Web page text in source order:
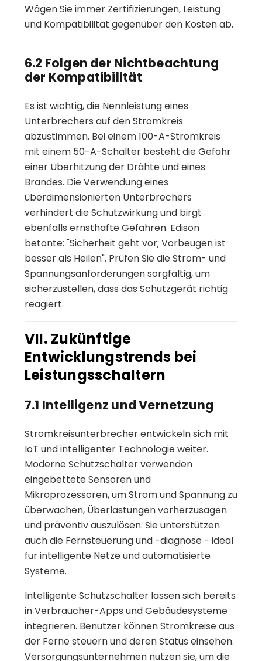
Wägen Sie immer Zertifizierungen, Leistung
und Kompatibilität gegenüber den Kosten ab.
6.2 Folgen der Nichtbeachtung
der Kompatibilität
Es ist wichtig, die Nennleistung eines
Unterbrechers auf den Stromkreis
abzustimmen. Bei einem 100-A-Stromkreis
mit einem 50-A-Schalter besteht die Gefahr
einer Überhitzung der Drähte und eines
Brandes. Die Verwendung eines
überdimensionierten Unterbrechers
verhindert die Schutzwirkung und birgt
ebenfalls ernsthafte Gefahren. Edison
betonte: "Sicherheit geht vor; Vorbeugen ist
besser als Heilen". Prüfen Sie die Strom- und
Spannungsanforderungen sorgfältig, um
sicherzustellen, dass das Schutzgerät richtig
reagiert.
VII. Zukünftige
Entwicklungstrends bei
Leistungsschaltern
7.1 Intelligenz und Vernetzung
Stromkreisunterbrecher entwickeln sich mit
IoT und intelligenter Technologie weiter.
Moderne Schutzschalter verwenden
eingebettete Sensoren und
Mikroprozessoren, um Strom und Spannung zu
überwachen, Überlastungen vorherzusagen
und präventiv auszulösen. Sie unterstützen
auch die Fernsteuerung und -diagnose - ideal
für intelligente Netze und automatisierte
Systeme.
Intelligente Schutzschalter lassen sich bereits
in Verbraucher-Apps und Gebäudesysteme
integrieren. Benutzer können Stromkreise aus
der Ferne steuern und deren Status einsehen.
Versorgungsunternehmen nutzen sie, um die